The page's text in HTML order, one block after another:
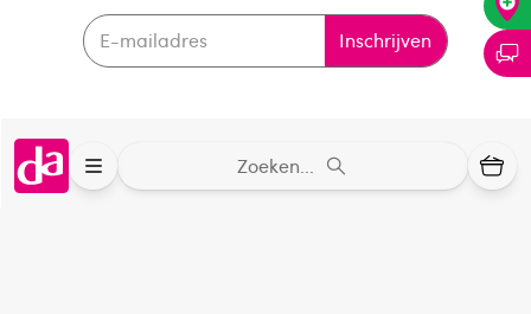
Zoeken...
Inschrijven
Bestelling af te halen in300+ winkels